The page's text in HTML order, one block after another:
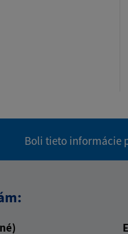
Boli tieto informácie